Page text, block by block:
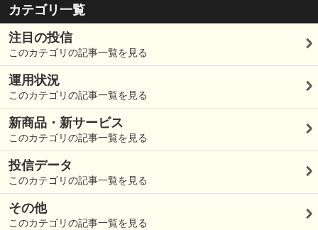
カテゴリ一覧
注目の投信
このカテゴリの記事一覧を見る
運用状況
このカテゴリの記事一覧を見る
新商品・新サービス
このカテゴリの記事一覧を見る
投信データ
このカテゴリの記事一覧を見る
その他
このカテゴリの記事一覧を見る